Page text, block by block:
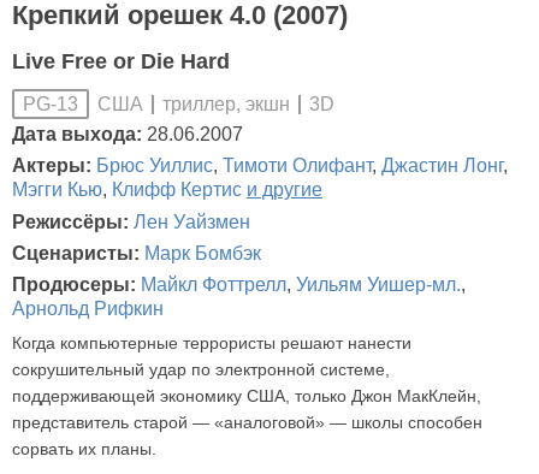
Крепкий орешек 4.0 (2007)
Live Free or Die Hard
PG-13 США триллер, экшн
3D
Дата выхода: 28.06.2007
Актеры: Брюс Уиллис, Тимоти Олифант, Джастин Лонг,
Мэгги Кью, Клифф Кертис и другие
Режиссёры: Лен Уайзмен
Сценаристы: Марк Бомбэк
Продюсеры: Майкл Фоттрелл, Уильям Уишер-мл.,
Арнольд Рифкин
Когда компьютерные террористы решают нанести
сокрушительный удар по электронной системе,
поддерживающей экономику США, только Джон МакКлейн,
представитель старой — «аналоговой» — школы способен
сорвать их планы.